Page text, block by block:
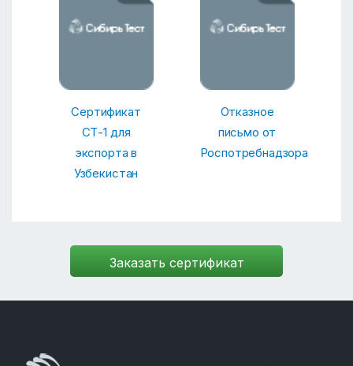
Сертификат
СТ-1 для
экспорта в
Узбекистан
Отказное
письмо от
Роспотребнадзора